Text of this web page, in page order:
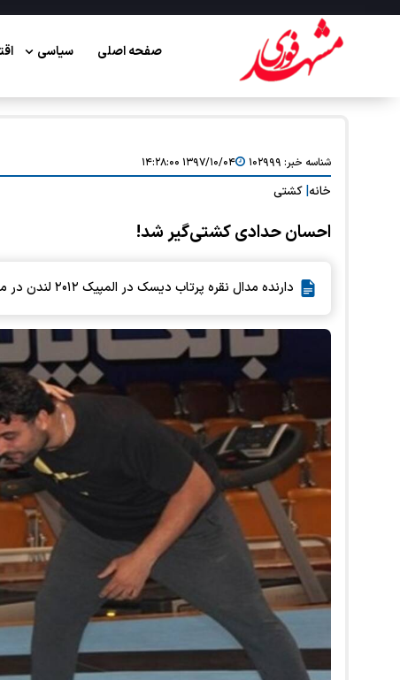
صفحه اصلی سیاسی
شناسه خبر: ۱۰۲۹۹۹ ۱۳۹۷/۱۰/۰۴ ۱۴:۲۸:۰۰
خانه کشتی
احسان حدادی کشتی‌گیر شد!
دارنده مدال نقره پرتاب دیسک در المپیک ۲۰۱۲ لندن در محل برگزاری اردوی تیم ملی کشتی آزاد حضور یافت.